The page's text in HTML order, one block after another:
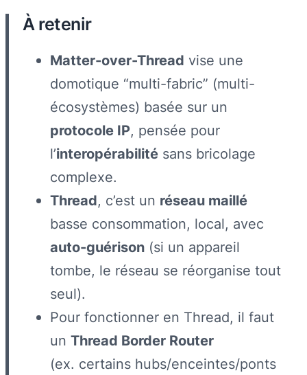
À retenir
Matter-over-Thread vise une
domotique “multi-fabric” (multi-
écosystèmes) basée sur un
protocole IP, pensée pour
l’interopérabilité sans bricolage
complexe.
Thread, c’est un réseau maillé
basse consommation, local, avec
auto-guérison (si un appareil
tombe, le réseau se réorganise tout
seul).
Pour fonctionner en Thread, il faut
unThread Border Router
(ex. certains hubs/enceintes/ponts